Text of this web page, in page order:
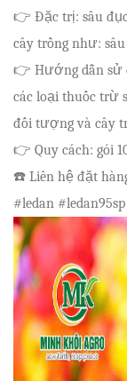
👉 Đặc trị: sâu
cây trồng như:
👉 Hướng dẫn sử
các loại thuốc trừ
đối tượng và cây
👉 Quy cách: gói
☎️ Liên hệ đặt
#ledan